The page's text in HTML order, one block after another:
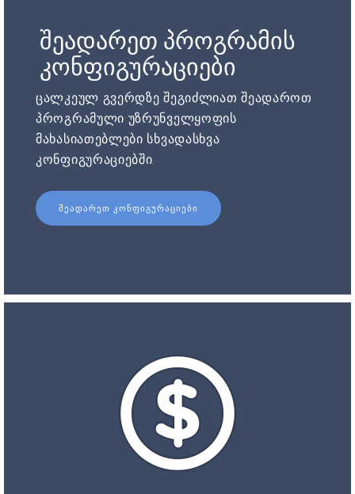
შეადარეთ პროგრამის
კონფიგურაციები
ცალკეულ გვერდზე შეგიძლიათ შეადაროთ
პროგრამული უზრუნველყოფის
მახასიათებლები სხვადასხვა
კონფიგურაციებში.
ᲨᲔᲐᲓᲐᲠᲔᲗ ᲙᲝᲜᲤᲘᲒᲣᲠᲐᲪᲘᲔᲑᲘ